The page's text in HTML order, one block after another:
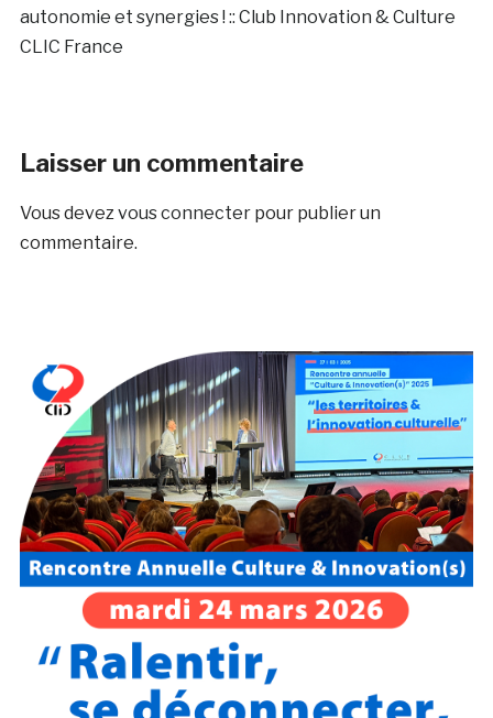
autonomie et synergies ! :: Club Innovation & Culture
CLIC France
Laisser un commentaire
Vous devezvous connecterpour publier un
commentaire.